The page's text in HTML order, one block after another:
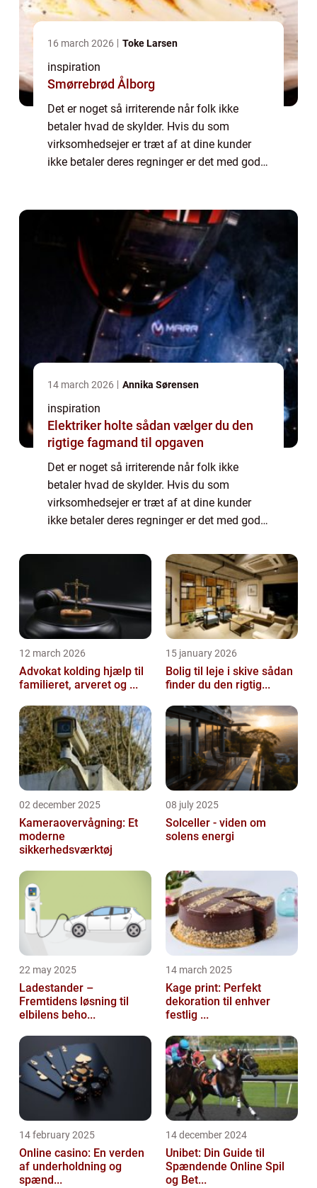
16 march 2026 Toke Larsen
inspiration
Smørrebrød Ålborg
Det er noget så irriterende når folk ikke
betaler hvad de skylder. Hvis du som
virksomhedsejer er træt af at dine kunder
ikke betaler deres regninger er det med god
14 march 2026 Annika Sørensen
inspiration
Elektriker holte sådan vælger du den
rigtige fagmand til opgaven
Det er noget så irriterende når folk ikke
betaler hvad de skylder. Hvis du som
virksomhedsejer er træt af at dine kunder
ikke betaler deres regninger er det med god
konstant at skulle h...
12 march 2026
Advokat kolding hjælp til
familieret, arveret og ...
15 january 2026
Bolig til leje i skive sådan
finder du den rigtig...
02 december 2025
Kameraovervågning: Et
moderne
sikkerhedsværktøj
08 july 2025
Solceller - viden om
solens energi
22 may 2025
Ladestander –
Fremtidens løsning til
elbilens beho...
14 march 2025
Kage print: Perfekt
dekoration til enhver
festlig ...
14 february 2025
Online casino: En verden
af underholdning og
spænd...
14 december 2024
Unibet: Din Guide til
Spændende Online Spil
og Bet...